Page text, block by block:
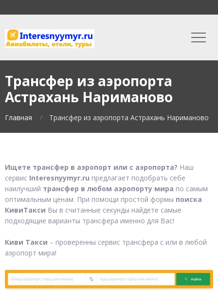
Трансфер из аэропорта
Астрахань Нариманово
Главная Трансфер из аэропорта Астрахань Нариманово
Ищете трансфер в аэропорт или с аэропорта? Наш
сервис Interesnyymyr.ru предлагает подобрать себе
наилучший трансфер в любом аэропорту мира по самым
оптимальным ценам. При помощи простой формы поиска
КивиТакси Вы в считанные секунды найдете самые
подходящие варианты трансфера именно для Вас!
Киви Такси – проверенны сервис трансфера с или в любой
аэропорт мира!